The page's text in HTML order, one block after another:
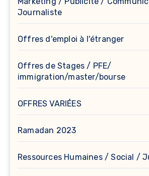
Journaliste
Offres d'emploi à l'étranger
Offres de Stages / PFE/
immigration/master/bourse
OFFRES VARIÉES
Ramadan 2023
Ressources Humaines / Social /